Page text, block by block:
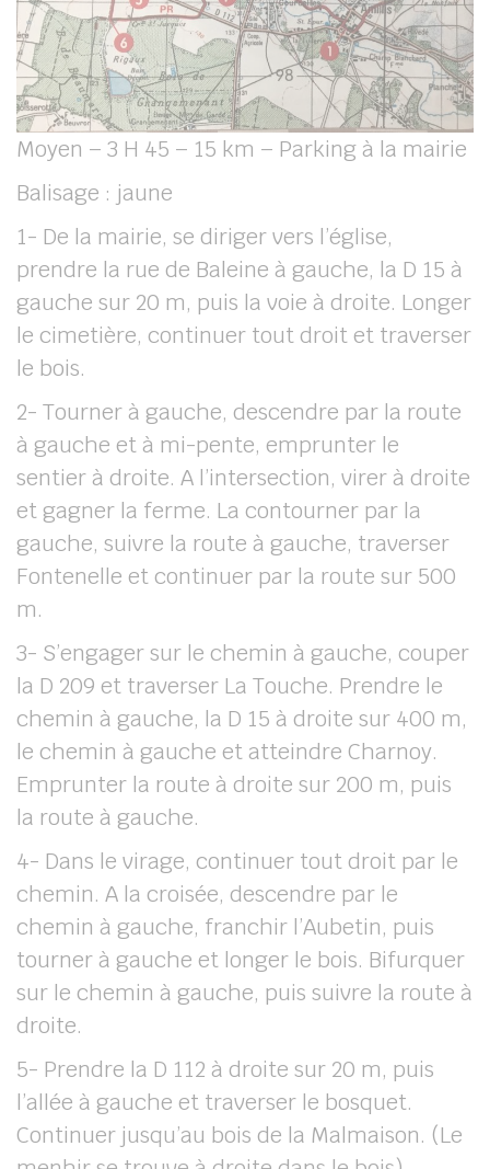
Moyen – 3 H 45 – 15 km – Parking à la mairie
Balisage : jaune
1- De la mairie, se diriger vers l’église,
prendre la rue de Baleine à gauche, la D 15 à
gauche sur 20 m, puis la voie à droite. Longer
le cimetière, continuer tout droit et traverser
le bois.
2- Tourner à gauche, descendre par la route
à gauche et à mi-pente, emprunter le
sentier à droite. A l’intersection, virer à droite
et gagner la ferme. La contourner par la
gauche, suivre la route à gauche, traverser
Fontenelle et continuer par la route sur 500
m.
3- S’engager sur le chemin à gauche, couper
la D 209 et traverser La Touche. Prendre le
chemin à gauche, la D 15 à droite sur 400 m,
le chemin à gauche et atteindre Charnoy.
Emprunter la route à droite sur 200 m, puis
la route à gauche.
4- Dans le virage, continuer tout droit par le
chemin. A la croisée, descendre par le
chemin à gauche, franchir l’Aubetin, puis
tourner à gauche et longer le bois. Bifurquer
sur le chemin à gauche, puis suivre la route à
droite.
5- Prendre la D 112 à droite sur 20 m, puis
l’allée à gauche et traverser le bosquet.
Continuer jusqu’au bois de la Malmaison. (Le